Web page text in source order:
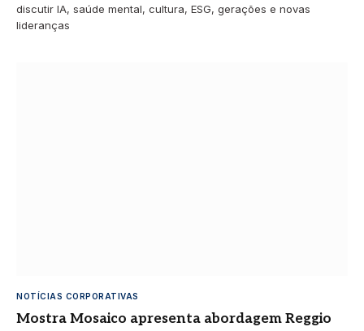
discutir IA, saúde mental, cultura, ESG, gerações e novas
lideranças
NOTÍCIAS CORPORATIVAS
Mostra Mosaico apresenta abordagem Reggio